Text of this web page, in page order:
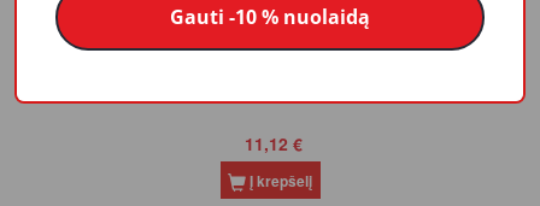
11,12 €
Į krepšelį
Gauti -10 % nuolaidą